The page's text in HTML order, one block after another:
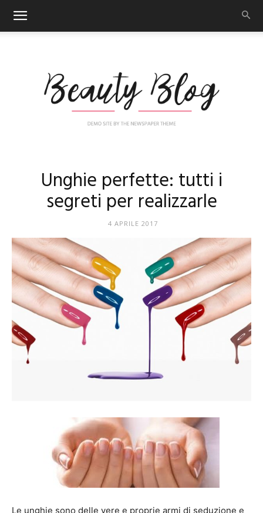
Art
Mania
Unghie perfette: tutti i
segreti per realizzarle
4 APRILE 2017
Le unghie sono delle vere e proprie armi di seduzione e